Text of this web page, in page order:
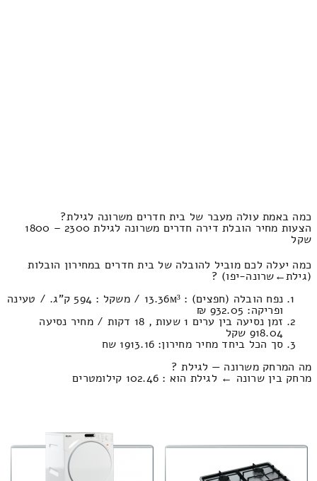
כמה באמת עולה מעבר של בית חדרים משרונה לגילת?
הצעות מחיר הובלת דירה חדרים משרונה לגילת 2300 – 1800
שקל
כמה יעלה לכם מוביל להובלה של בית חדרים במחירון הובלות
(גילת‎←‏שרונה-יפו) ?
נפח הובלה (חפצים) : 13.36м³ / משקל : 594 ק”ג. / טעינה
ופריקה: 932.05 ₪
זמן נסיעה בין ערים 1 שעות , 18 דקות / מחיר נסיעה
918.04 שקל
סך הכל ביחד מחיר מחירון: 1913.16 שח
מה המרחק משרונה — לגילת ?
מרחק בין שרונה ← לגילת הוא : 102.46 קילומטרים